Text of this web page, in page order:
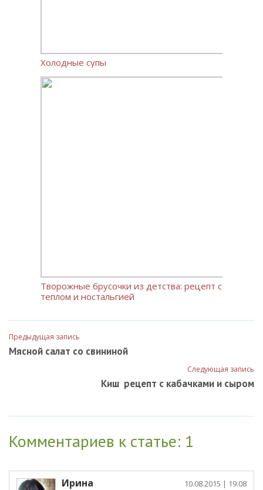
Холодные супы
Творожные брусочки из детства: рецепт с
теплом и ностальгией
Предыдущая запись
Мясной салат со свининой
Следующая запись
Киш рецепт с кабачками и сыром
Комментариев к статье: 1
Ирина 10.08.2015 | 19:08